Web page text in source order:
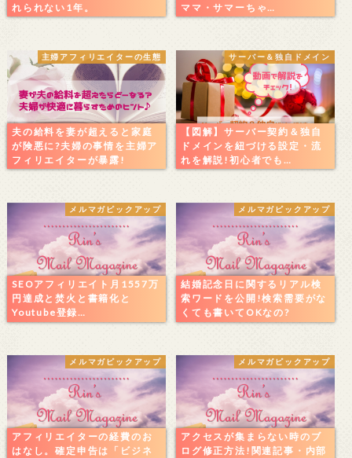
れられない1年。
ママ・サマーちゃ…
主婦アフィリエイターの生態
夫の給料を妻が超えると家庭
が険悪に?夫婦の事情を主婦ア
フィリエイターが暴露!
サーバー＆独自ドメイン
【図解】サーバー契約＆独自
ドメインを紐づける設定・流
れを解説!初心者でも…
メルマガピックアップ
SEOアフィリエイト月1557万
円達成と焚火と書籍化と
Youtube登録…
メルマガピックアップ
結婚記念日に関するリアル検
索ワードを公開!検索需要がな
くても書いてOKなの?
メルマガピックアップ
アフィリエイターの経費のお
はなし。確定申告は「ビジネ
メルマガピックアップ
アクセスが集まらない時のブ
ログ修正方法!関連記事・内部